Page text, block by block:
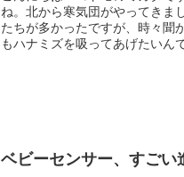
ね。北から寒気団がやってきま
たちが多かったですが、時々聞
もハナミズを吸ってあげたいん
ベビーセンサー、すご